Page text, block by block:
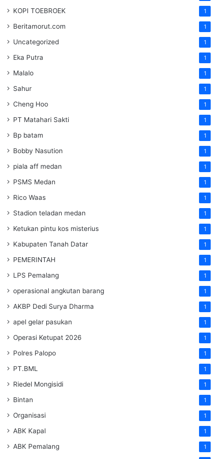
KOPI TOEBROEK 1
Beritamorut.com 1
Uncategorized 1
Eka Putra 1
Malalo 1
Sahur 1
Cheng Hoo 1
PT Matahari Sakti 1
Bp batam 1
Bobby Nasution 1
piala aff medan 1
PSMS Medan 1
Rico Waas 1
Stadion teladan medan 1
Ketukan pintu kos misterius 1
Kabupaten Tanah Datar 1
PEMERINTAH 1
LPS Pemalang 1
operasional angkutan barang 1
AKBP Dedi Surya Dharma 1
apel gelar pasukan 1
Operasi Ketupat 2026 1
Polres Palopo 1
PT.BML 1
Riedel Mongisidi 1
Bintan 1
Organisasi 1
ABK Kapal 1
ABK Pemalang 1